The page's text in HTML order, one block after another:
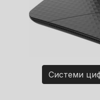
Системи